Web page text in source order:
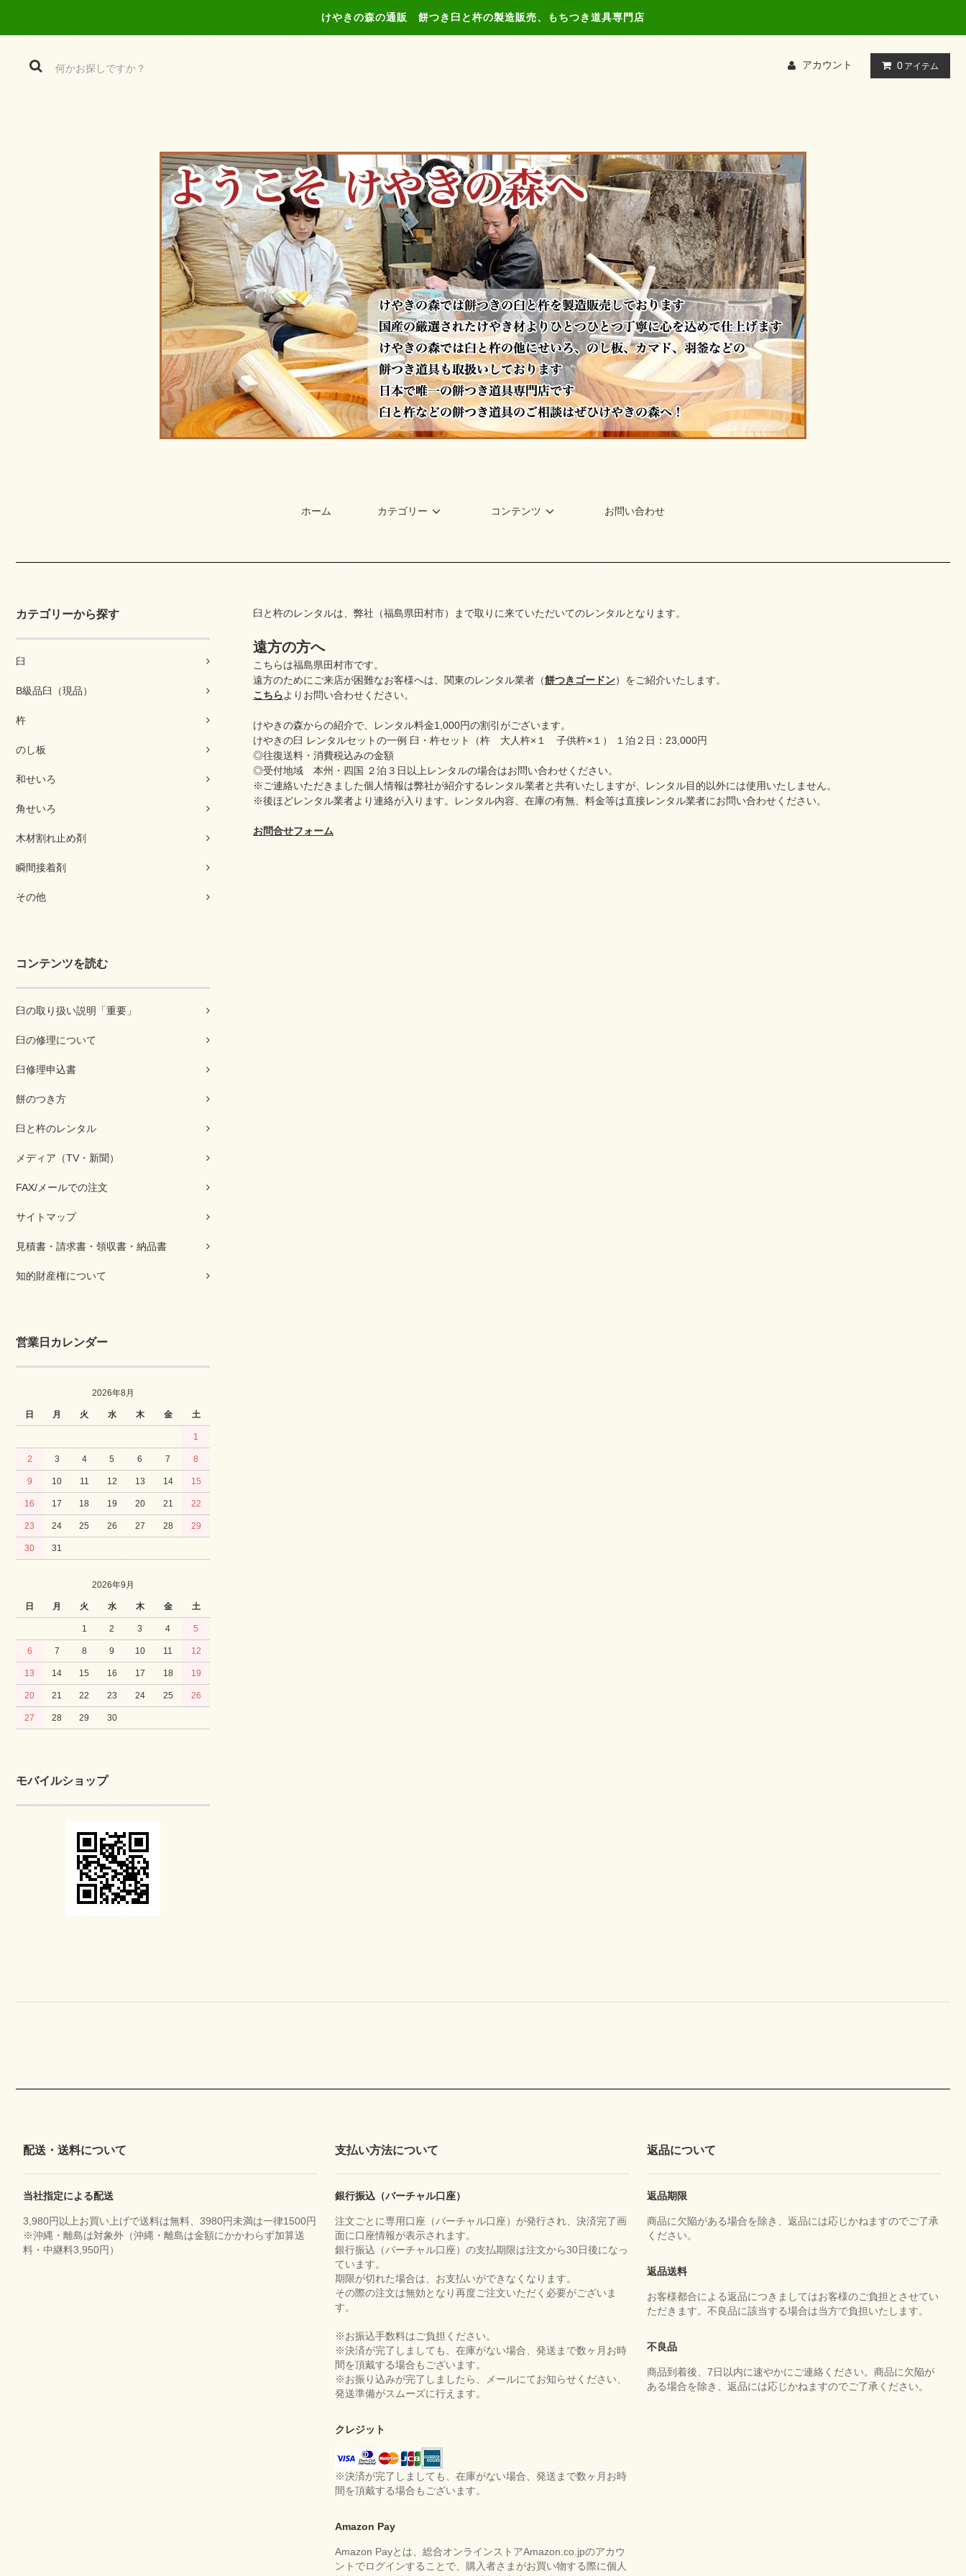
けやきの森の通販 餅つき臼と杵の製造販売、もちつき道具専門店
アカウント 0 アイテム
ホーム カテゴリー コンテンツ お問い合わせ
カテゴリーから探す
臼
B級品臼（現品）
杵
のし板
和せいろ
角せいろ
木材割れ止め剤
瞬間接着剤
その他
コンテンツを読む
臼の取り扱い説明「重要」
臼の修理について
臼修理申込書
餅のつき方
臼と杵のレンタル
メディア（TV・新聞）
FAX/メールでの注文
サイトマップ
見積書・請求書・領収書・納品書
知的財産権について
営業日カレンダー
2026年8月
日 月 火 水 木 金 土
1
2 3 4 5 6 7 8
9 10 11 12 13 14 15
16 17 18 19 20 21 22
23 24 25 26 27 28 29
30 31
2026年9月
日 月 火 水 木 金 土
1 2 3 4 5
6 7 8 9 10 11 12
13 14 15 16 17 18 19
20 21 22 23 24 25 26
27 28 29 30
モバイルショップ
臼と杵のレンタルは、弊社（福島県田村市）まで取りに来ていただいてのレンタルとなります。
遠方の方へ
こちらは福島県田村市です。
遠方のためにご来店が困難なお客様へは、関東のレンタル業者（餅つきゴードン）をご紹介いたします。
こちらよりお問い合わせください。
けやきの森からの紹介で、レンタル料金1,000円の割引がございます。
けやきの臼 レンタルセットの一例 臼・杵セット（杵 大人杵×１ 子供杵×１） １泊２日：23,000円
◎往復送料・消費税込みの金額
◎受付地域 本州・四国 ２泊３日以上レンタルの場合はお問い合わせください。
※ご連絡いただきました個人情報は弊社が紹介するレンタル業者と共有いたしますが、レンタル目的以外には使用いたしません。
※後ほどレンタル業者より連絡が入ります。レンタル内容、在庫の有無、料金等は直接レンタル業者にお問い合わせください。
お問合せフォーム
配送・送料について
当社指定による配送
3,980円以上お買い上げで送料は無料、3980円未満は一律1500円
※沖縄・離島は対象外（沖縄・離島は金額にかかわらず加算送
料・中継料3,950円）
支払い方法について
銀行振込（バーチャル口座）
注文ごとに専用口座（バーチャル口座）が発行され、決済完了画
面に口座情報が表示されます。
銀行振込（バーチャル口座）の支払期限は注文から30日後になっ
ています。
期限が切れた場合は、お支払いができなくなります。
その際の注文は無効となり再度ご注文いただく必要がございま
す。
※お振込手数料はご負担ください。
※決済が完了しましても、在庫がない場合、発送まで数ヶ月お時
間を頂戴する場合もございます。
※お振り込みが完了しましたら、メールにてお知らせください、
発送準備がスムーズに行えます。
クレジット
※決済が完了しましても、在庫がない場合、発送まで数ヶ月お時
間を頂戴する場合もございます。
Amazon Pay
Amazon Payとは、総合オンラインストアAmazon.co.jpのアカウ
ントでログインすることで、購入者さまがお買い物する際に個人
返品について
返品期限
商品に欠陥がある場合を除き、返品には応じかねますのでご了承
ください。
返品送料
お客様都合による返品につきましてはお客様のご負担とさせてい
ただきます。不良品に該当する場合は当方で負担いたします。
不良品
商品到着後、7日以内に速やかにご連絡ください。商品に欠陥が
ある場合を除き、返品には応じかねますのでご了承ください。